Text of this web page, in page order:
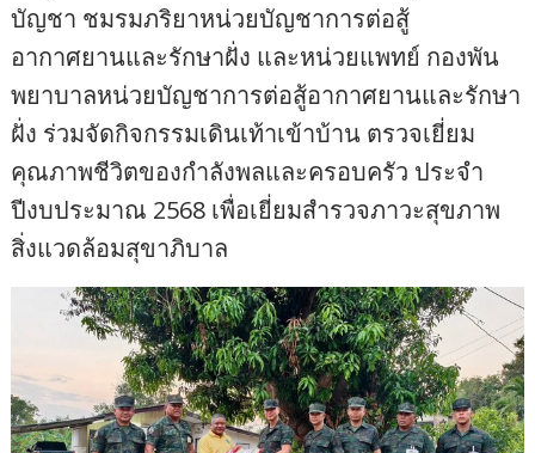
บัญชา ชมรมภริยาหน่วยบัญชาการต่อสู้
อากาศยานและรักษาฝั่ง และหน่วยแพทย์ กองพัน
พยาบาลหน่วยบัญชาการต่อสู้อากาศยานและรักษา
ฝั่ง ร่วมจัดกิจกรรมเดินเท้าเข้าบ้าน ตรวจเยี่ยม
คุณภาพชีวิตของกำลังพลและครอบครัว ประจำ
ปีงบประมาณ 2568 เพื่อเยี่ยมสำรวจภาวะสุขภาพ
สิ่งแวดล้อมสุขาภิบาล